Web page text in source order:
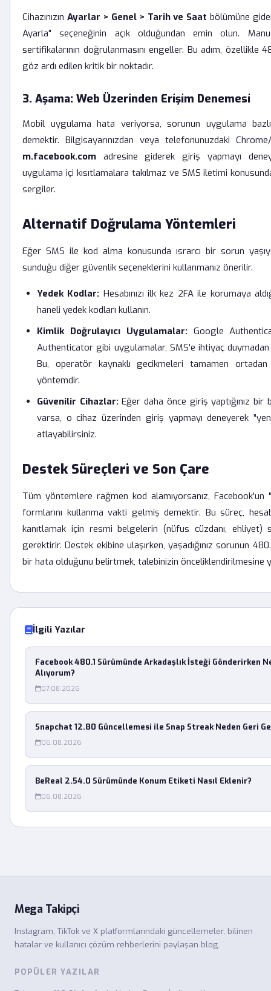
Cihazınızın Ayarlar > Genel > Tarih ve Saat bölümüne
Ayarla" seçeneğinin açık olduğundan emin olun.
sertifikalarının doğrulanmasını engeller. Bu adım, özellikle
göz ardı edilen kritik bir noktadır.
3. Aşama: Web Üzerinden Erişim Denemesi
Mobil uygulama hata veriyorsa, sorunun uygulama
demektir. Bilgisayarınızdan veya telefonunuzdaki Chrome/
m.facebook.com adresine giderek giriş yapmayı
uygulama içi kısıtlamalara takılmaz ve SMS iletimi
sergiler.
Alternatif Doğrulama Yöntemleri
Eğer SMS ile kod alma konusunda ısrarcı bir sorun
sunduğu diğer güvenlik seçeneklerini kullanmanız önerilir.
Yedek Kodlar: Hesabınızı ilk kez 2FA ile korumaya
haneli yedek kodları kullanın.
Kimlik Doğrulayıcı Uygulamalar:Google
Authenticator gibi uygulamalar, SMS'e ihtiyaç duymadan
Bu, operatör kaynaklı gecikmeleri tamamen
yöntemdir.
Güvenilir Cihazlar:Eğer daha önce giriş yaptığınız
varsa, o cihaz üzerinden giriş yapmayı deneyerek "yeni
atlayabilirsiniz.
Destek Süreçleri ve Son Çare
Tüm yöntemlere rağmen kod alamıyorsanız, Facebook'un
formlarını kullanma vakti gelmiş demektir. Bu süreç,
kanıtlamak için resmi belgelerin (nüfus cüzdanı, ehliyet)
gerektirir. Destek ekibine ulaşırken, yaşadığınız sorunun
bir hata olduğunu belirtmek, talebinizin önceliklendirilmesine
İlgili Yazılar
Facebook 480.1 Sürümünde Arkadaşlık İsteği Gönderirken
Alıyorum?
07.08.2026
Snapchat 12.80 Güncellemesi ile Snap Streak Neden Geri
06.08.2026
BeReal 2.54.0 Sürümünde Konum Etiketi Nasıl Eklenir?
06.08.2026
Mega Takipçi
Instagram, TikTok ve X platformlarındaki güncellemeler, bilinen
hatalar ve kullanıcı çözüm rehberlerini paylaşan blog.
POPÜLER YAZILAR